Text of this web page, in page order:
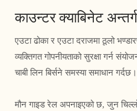
काउन्टर क्याबिनेट
एउटा ढोका र एउटा दराजमा ठूलो
व्यक्तिगत गोपनीयताको सुरक्षा गर्न
चाबी लिन बिर्सने समस्या समाधान गर्दछ।
मौन गाइड रेल अपनाइएको छ, जुन